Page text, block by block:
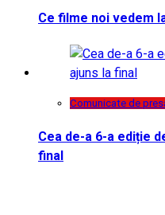
Ce filme noi vedem
Comunicate de
Cea de-a 6-a ediție
final